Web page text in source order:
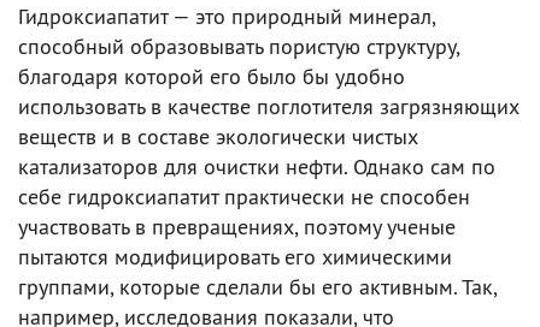
Гидроксиапатит — это природный минерал,
способный образовывать пористую структуру,
благодаря которой его было бы удобно
использовать в качестве поглотителя загрязняющих
веществ и в составе экологически чистых
катализаторов для очистки нефти. Однако сам по
себе гидроксиапатит практически не способен
участвовать в превращениях, поэтому ученые
пытаются модифицировать его химическими
группами, которые сделали бы его активным. Так,
например, исследования показали, что